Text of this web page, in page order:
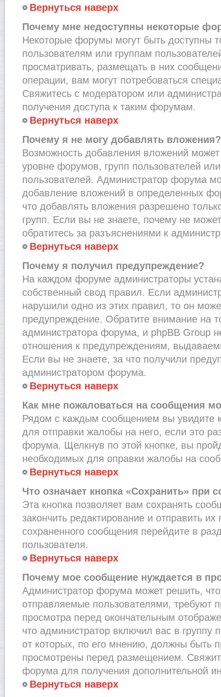
Вернуться наверх
Почему мне недоступны некоторые
Некоторые форумы могут быть доступны
пользователям или группам
просматривать, размещать в них
операции, вам могут потребоваться
Свяжитесь с модератором или
получения доступа к таким форумам.
Вернуться наверх
Почему я не могу добавлять вложения?
Возможность добавления вложений может
уровне форумов, групп пользователей
пользователей. Администратор форума
добавление вложений в определенных
что добавлять вложения разрешено
групп. Если вы не знаете, почему не
обратитесь за разъяснениями к
Вернуться наверх
Почему я получил предупреждение?
На каждом форуме администраторы
собственный свод правил. Если
нарушили одно из этих правил, то он
предупреждение. Обратите внимание на
администратора форума, и phpBB Group
отношения к предупреждениям,
Если вы не знаете, за что получили
администратором форума.
Вернуться наверх
Как мне пожаловаться на сообщения
Рядом с каждым сообщением вы увидите
для отправки жалобы на него, если это
форума. Щелкнув по этой кнопке, вы
необходимых для оправки жалобы на
Вернуться наверх
Что означает кнопка «Сохранить» при
Эта кнопка позволяет вам сохранять
закончить редактирование и отправить их
сохраненного сообщения перейдите в
пользователя.
Вернуться наверх
Почему мое сообщение нуждается в
Администратор форума может решить,
отправляемые пользователями, требуют
просмотра перед окончательным
что администратор включил вас в группу
от которых, по его мнению, должны быть
просмотрены перед размещением.
форума для получения дополнительной
Вернуться наверх